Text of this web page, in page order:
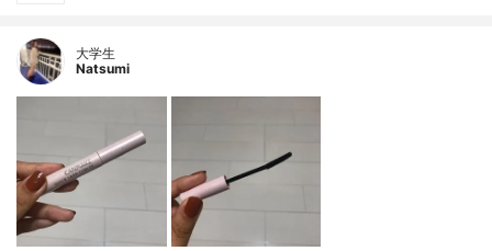
大学生
Natsumi